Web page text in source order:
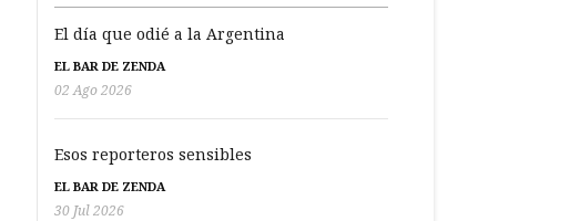
El día que odié a la Argentina
EL BAR DE ZENDA
02 Ago 2026
Esos reporteros sensibles
EL BAR DE ZENDA
30 Jul 2026